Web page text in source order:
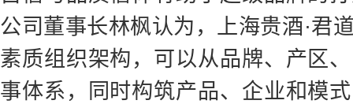
公司董事长林枫认为，上海贵酒·君
素质组织架构，可以从品牌、产区
事体系，同时构筑产品、企业和模